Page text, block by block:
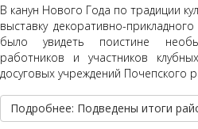
В канун Нового Года по традиции
выставку декоративно-
было увидеть поистине
работников и участников
досуговых учреждений Почепского
Подробнее: Подведены итоги